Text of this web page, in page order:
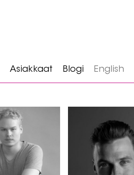
Asiakkaat Blogi English